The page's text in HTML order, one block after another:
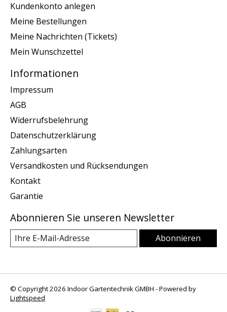
Kundenkonto anlegen
Meine Bestellungen
Meine Nachrichten (Tickets)
Mein Wunschzettel
Informationen
Impressum
AGB
Widerrufsbelehrung
Datenschutzerklärung
Zahlungsarten
Versandkosten und Rücksendungen
Kontakt
Garantie
Abonnieren Sie unseren Newsletter
Abonnieren
© Copyright 2026 Indoor Gartentechnik GMBH - Powered by
Lightspeed